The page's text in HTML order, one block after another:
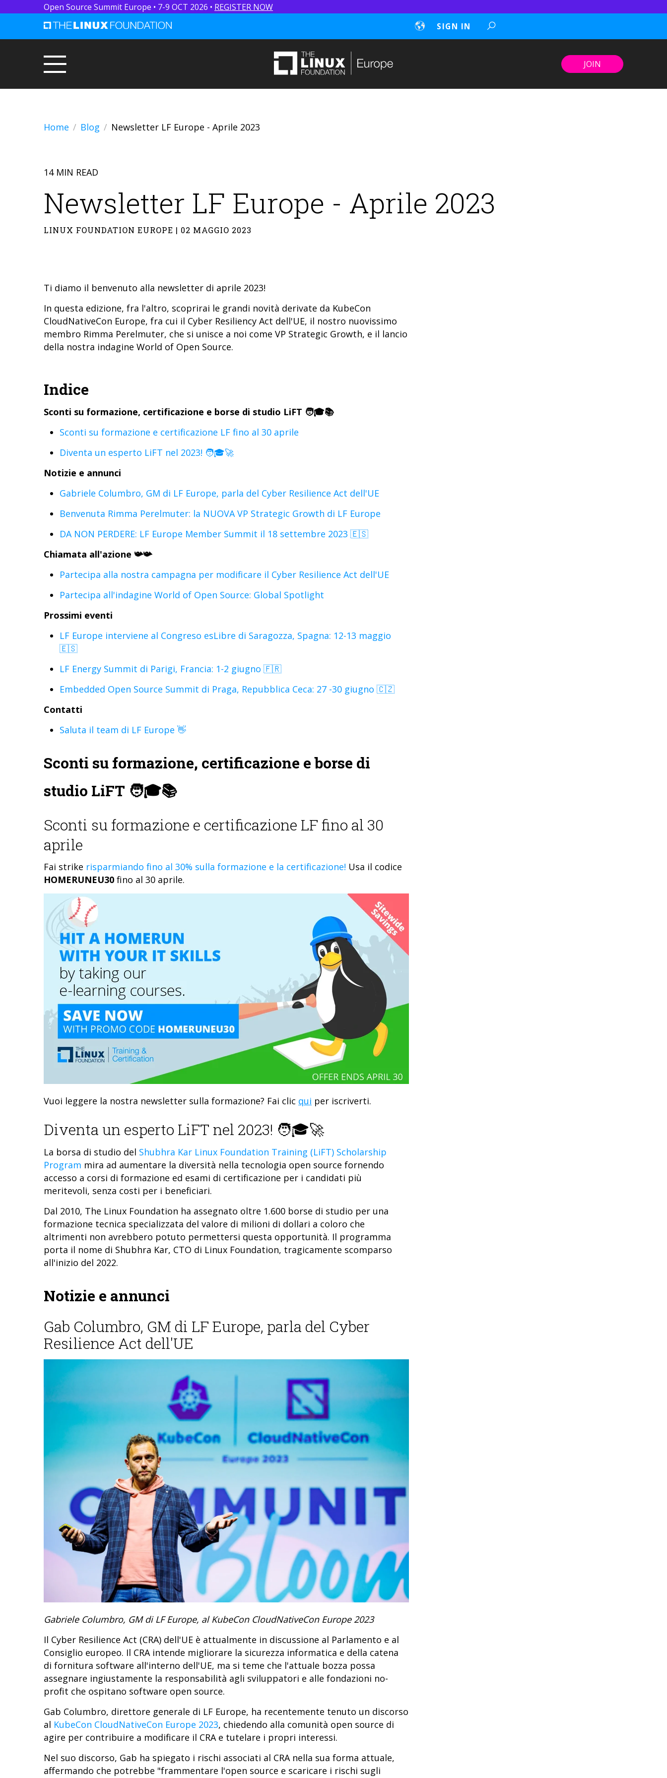
Open Source Summit Europe • 7-9 OCT 2026 • REGISTER NOW
SIGN IN
JOIN
Home Blog Newsletter LF Europe - Aprile 2023
14 MIN READ
Newsletter LF Europe - Aprile 2023
LINUX FOUNDATION EUROPE | 02 MAGGIO 2023
Ti diamo il benvenuto alla newsletter di aprile 2023!
In questa edizione, fra l'altro, scoprirai le grandi novità derivate da KubeCon
CloudNativeCon Europe, fra cui il Cyber Resiliency Act dell'UE, il nostro nuovissimo
membro Rimma Perelmuter, che si unisce a noi come VP Strategic Growth, e il lancio
della nostra indagine World of Open Source.
Indice
Sconti su formazione, certificazione e borse di studio LiFT 🧑🎓📚
Sconti su formazione e certificazione LF fino al 30 aprile
Diventa un esperto LiFT nel 2023! 🧑🎓🚀
Notizie e annunci
Gabriele Columbro, GM di LF Europe, parla del Cyber Resilience Act dell'UE
Benvenuta Rimma Perelmuter: la NUOVA VP Strategic Growth di LF Europe
DA NON PERDERE: LF Europe Member Summit il 18 settembre 2023 🇪🇸
Chiamata all'azione 📯📯
Partecipa alla nostra campagna per modificare il Cyber Resilience Act dell'UE
Partecipa all'indagine World of Open Source: Global Spotlight
Prossimi eventi
LF Europe interviene al Congreso esLibre di Saragozza, Spagna: 12-13 maggio
🇪🇸
LF Energy Summit di Parigi, Francia: 1-2 giugno 🇫🇷
Embedded Open Source Summit di Praga, Repubblica Ceca: 27 -30 giugno 🇨🇿
Contatti
Saluta il team di LF Europe 👋
Sconti su formazione, certificazione e borse di
studio LiFT 🧑🎓📚
Sconti su formazione e certificazione LF fino al 30
aprile
Fai strike risparmiando fino al 30% sulla formazione e la certificazione! Usa il codice
HOMERUNEU30 fino al 30 aprile.
Vuoi leggere la nostra newsletter sulla formazione? Fai clic qui per iscriverti.
Diventa un esperto LiFT nel 2023! 🧑🎓🚀
La borsa di studio del Shubhra Kar Linux Foundation Training (LiFT) Scholarship
Program mira ad aumentare la diversità nella tecnologia open source fornendo
accesso a corsi di formazione ed esami di certificazione per i candidati più
meritevoli, senza costi per i beneficiari.
Dal 2010, The Linux Foundation ha assegnato oltre 1.600 borse di studio per una
formazione tecnica specializzata del valore di milioni di dollari a coloro che
altrimenti non avrebbero potuto permettersi questa opportunità. Il programma
porta il nome di Shubhra Kar, CTO di Linux Foundation, tragicamente scomparso
all'inizio del 2022.
Notizie e annunci
Gab Columbro, GM di LF Europe, parla del Cyber
Resilience Act dell'UE
Gabriele Columbro, GM di LF Europe, al KubeCon CloudNativeCon Europe 2023
Il Cyber Resilience Act (CRA) dell'UE è attualmente in discussione al Parlamento e al
Consiglio europeo. Il CRA intende migliorare la sicurezza informatica e della catena
di fornitura software all'interno dell'UE, ma si teme che l'attuale bozza possa
assegnare ingiustamente la responsabilità agli sviluppatori e alle fondazioni no-
profit che ospitano software open source.
Gab Columbro, direttore generale di LF Europe, ha recentemente tenuto un discorso
al KubeCon CloudNativeCon Europe 2023, chiedendo alla comunità open source di
agire per contribuire a modificare il CRA e tutelare i propri interessi.
Nel suo discorso, Gab ha spiegato i rischi associati al CRA nella sua forma attuale,
affermando che potrebbe "frammentare l'open source e scaricare i rischi sugli